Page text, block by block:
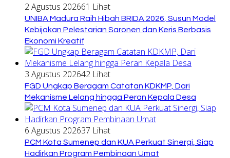
2 Agustus 202661 Lihat
UNIBA Madura Raih Hibah BRIDA 2026, Susun Model
Kebijakan Pelestarian Saronen dan Keris Berbasis
Ekonomi Kreatif
3 Agustus 202642 Lihat
FGD Ungkap Beragam Catatan KDKMP, Dari
Mekanisme Lelang hingga Peran Kepala Desa
6 Agustus 202637 Lihat
PCM Kota Sumenep dan KUA Perkuat Sinergi, Siap
Hadirkan Program Pembinaan Umat